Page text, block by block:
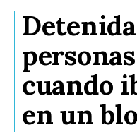
cuando
en un